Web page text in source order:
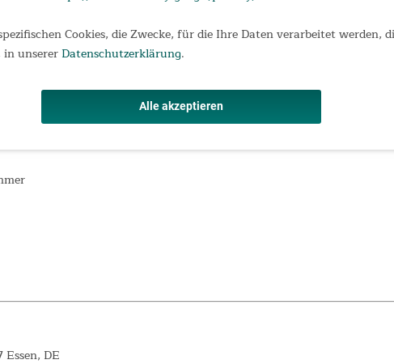
UV-Schutz
PE
DE
Cookies, die Zwecke, für die Ihre Daten verarbeitet werden,
unsererDatenschutzerklärung.
Alle akzeptieren